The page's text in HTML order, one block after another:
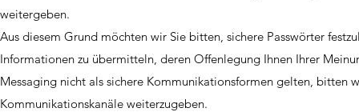
weitergeben.
Aus diesem Grund möchten wir Sie bitten, sichere Passwörter
Informationen zu übermitteln, deren Offenlegung Ihnen Ihrer
Messaging nicht als sichere Kommunikationsformen gelten, bitten
Kommunikationskanäle weiterzugeben.